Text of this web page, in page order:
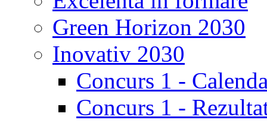
Green Horizon 2030
Inovativ 2030
Concurs 1 -
Concurs 1 -